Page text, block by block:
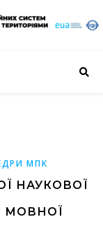
МПК
НАУКОВОЇ